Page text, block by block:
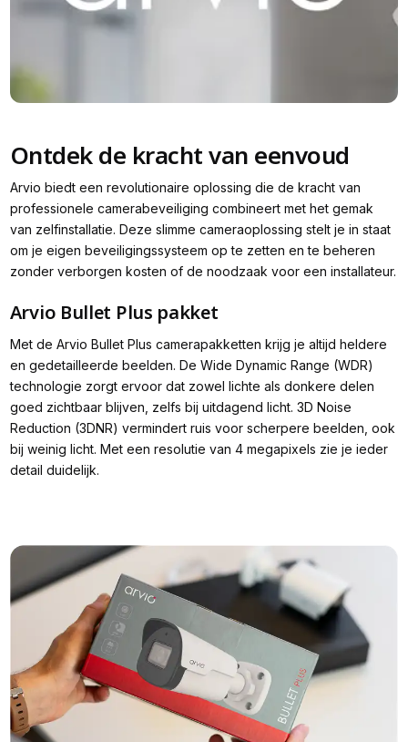
Ontdek de kracht van eenvoud
Arvio biedt een revolutionaire oplossing die de kracht van
professionele camerabeveiliging combineert met het gemak
van zelfinstallatie. Deze slimme cameraoplossing stelt je in staat
om je eigen beveiligingssysteem op te zetten en te beheren
zonder verborgen kosten of de noodzaak voor een installateur.
Arvio Bullet Plus pakket
Met de Arvio Bullet Plus camerapakketten krijg je altijd heldere
en gedetailleerde beelden. De Wide Dynamic Range (WDR)
technologie zorgt ervoor dat zowel lichte als donkere delen
goed zichtbaar blijven, zelfs bij uitdagend licht. 3D Noise
Reduction (3DNR) vermindert ruis voor scherpere beelden, ook
bij weinig licht. Met een resolutie van 4 megapixels zie je ieder
detail duidelijk.